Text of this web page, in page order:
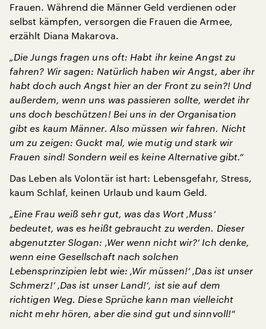
Frauen. Während die Männer Geld verdienen oder
selbst kämpfen, versorgen die Frauen die Armee,
erzählt Diana Makarova.
„Die Jungs fragen uns oft: Habt ihr keine Angst zu
fahren? Wir sagen: Natürlich haben wir Angst, aber ihr
habt doch auch Angst hier an der Front zu sein?! Und
außerdem, wenn uns was passieren sollte, werdet ihr
uns doch beschützen! Bei uns in der Organisation
gibt es kaum Männer. Also müssen wir fahren. Nicht
um zu zeigen: Guckt mal, wie mutig und stark wir
Frauen sind! Sondern weil es keine Alternative gibt.“
Das Leben als Volontär ist hart: Lebensgefahr, Stress,
kaum Schlaf, keinen Urlaub und kaum Geld.
„Eine Frau weiß sehr gut, was das Wort ‚Muss‘
bedeutet, was es heißt gebraucht zu werden. Dieser
abgenutzter Slogan: ‚Wer wenn nicht wir?‘ Ich denke,
wenn eine Gesellschaft nach solchen
Lebensprinzipien lebt wie: ‚Wir müssen!‘ ‚Das ist unser
Schmerz!‘ ‚Das ist unser Land!‘, ist sie auf dem
richtigen Weg. Diese Sprüche kann man vielleicht
nicht mehr hören, aber die sind gut und sinnvoll!“